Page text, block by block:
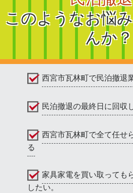
このようなお悩
んか？
西宮市瓦林町で民泊撤退
民泊撤退の最終日に回収
西宮市瓦林町で全て任せ
る
家具家電を買い取っても
したい。